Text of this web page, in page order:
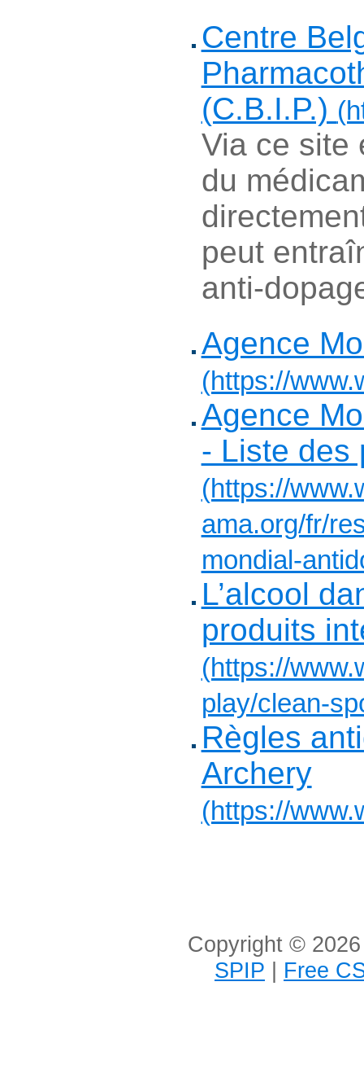
Centre
(C.B.I.P.)
Via ce site
du
peut
anti-
Agence
(https://
Agence
- Liste des
(https://
ama.org/fr/
mondial-
L’alcool
produits
(https://
play/clean-
Règles
Archery
(https://
Copyright ©
SPIP | Free